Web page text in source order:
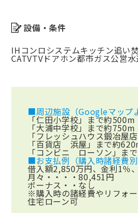
設備・条件
IHコンロ システムキッチン追い
CATVTVドアホン都市ガス公営
■周辺施設（Googleマップ
「仁田小学校」まで約500m
「大浦中学校」まで約750m
「フレッシュハウス鍛冶屋
「百貨店 浜屋」まで約
「コンビニ ローソン」ま
■お支払例（購入時諸経費別
借入額2,850万円、金利1％
月々・・・・80,451円
ボーナス・・なし
※購入時の諸経費やリフォ
住宅ローン可